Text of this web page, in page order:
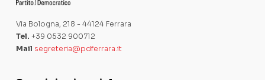
Via Bologna, 218 - 44124 Ferrara
Tel. +39 0532 900712
Mail segreteria@pdferrara.it